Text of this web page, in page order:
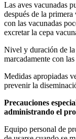
Las aves vacunadas
después de la
con las vacunadas
excretar la cepa
Nivel y duración de
marcadamente con
Medidas apropiadas
prevenir la
Precauciones
administrando el
Equipo personal de